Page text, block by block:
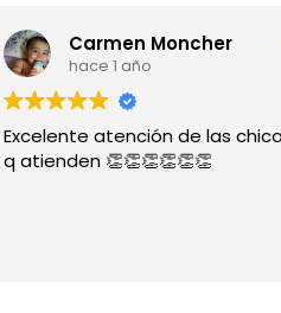
Carmen Moncher
hace 1 año
Excelente atención de las chicas
q atienden 👏👏👏👏👏👏